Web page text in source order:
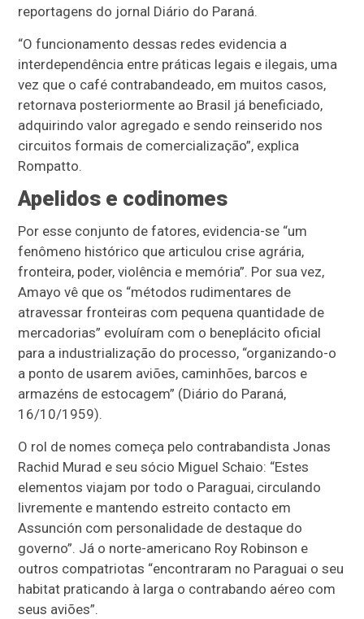
reportagens do jornal Diário do Paraná.
“O funcionamento dessas redes evidencia a
interdependência entre práticas legais e ilegais, uma
vez que o café contrabandeado, em muitos casos,
retornava posteriormente ao Brasil já beneficiado,
adquirindo valor agregado e sendo reinserido nos
circuitos formais de comercialização”, explica
Rompatto.
Apelidos e codinomes
Por esse conjunto de fatores, evidencia-se “um
fenômeno histórico que articulou crise agrária,
fronteira, poder, violência e memória”. Por sua vez,
Amayo vê que os “métodos rudimentares de
atravessar fronteiras com pequena quantidade de
mercadorias” evoluíram com o beneplácito oficial
para a industrialização do processo, “organizando-o
a ponto de usarem aviões, caminhões, barcos e
armazéns de estocagem” (Diário do Paraná,
16/10/1959).
O rol de nomes começa pelo contrabandista Jonas
Rachid Murad e seu sócio Miguel Schaio: “Estes
elementos viajam por todo o Paraguai, circulando
livremente e mantendo estreito contacto em
Assunción com personalidade de destaque do
governo”. Já o norte-americano Roy Robinson e
outros compatriotas “encontraram no Paraguai o seu
habitat praticando à larga o contrabando aéreo com
seus aviões”.